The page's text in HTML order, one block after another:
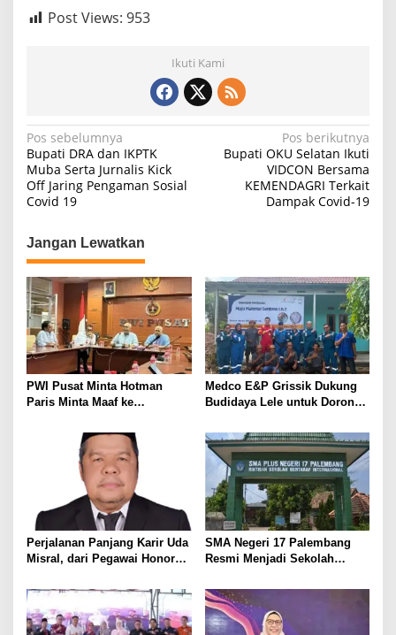
Post Views: 953
Ikuti Kami
N
a
v
g
a
s
i
p
o
s
Pos sebelumnya
Bupati DRA dan IKPTK
Muba Serta Jurnalis Kick
Off Jaring Pengaman Sosial
Covid 19
Pos berikutnya
Bupati OKU Selatan Ikuti
VIDCON Bersama
KEMENDAGRI Terkait
Dampak Covid-19
Jangan Lewatkan
PWI Pusat Minta Hotman
Paris Minta Maaf ke
Pers Harus Dihormati
Medco E&P Grissik Dukung
Budidaya Lele untuk Dorong
Masyarakat
Perjalanan Panjang Karir Uda
Misral, dari Pegawai Honorer
Karir Jabatan Struktural
Eselon III
SMA Negeri 17 Palembang
Resmi Menjadi Sekolah